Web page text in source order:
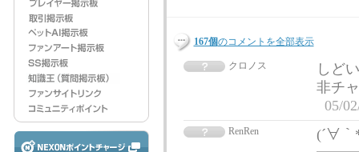
167個のコメントを全部表示
クロノス
しど
非チ
05/
RenRen
(´∀｀